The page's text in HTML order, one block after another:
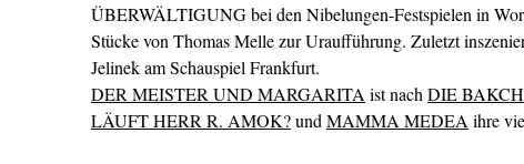
ÜBERWÄLTIGUNG bei den Nibelungen-Festspielen in
Stücke von Thomas Melle zur Uraufführung. Zuletzt
Jelinek am Schauspiel Frankfurt.
DER MEISTER UND MARGARITA ist nach DIE
LÄUFT HERR R. AMOK?und MAMMA MEDEA ihre